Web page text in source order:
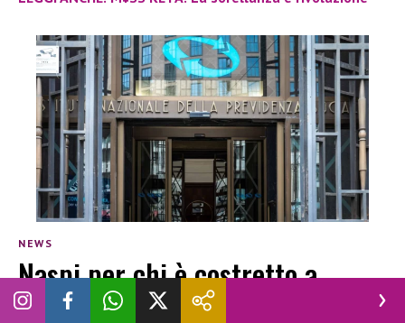
NEWS
Naspi per chi è costretto a
dimissioni per violenza o